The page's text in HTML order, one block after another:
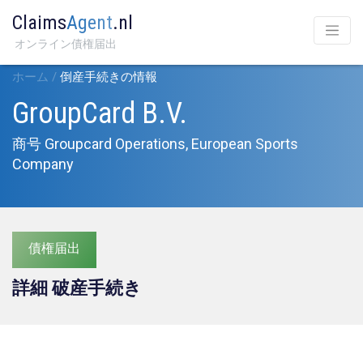
ClaimsAgent.nl
オンライン債権届出
ホーム / 倒産手続きの情報
GroupCard B.V.
商号 Groupcard Operations, European Sports
Company
債権届出
詳細 破産手続き